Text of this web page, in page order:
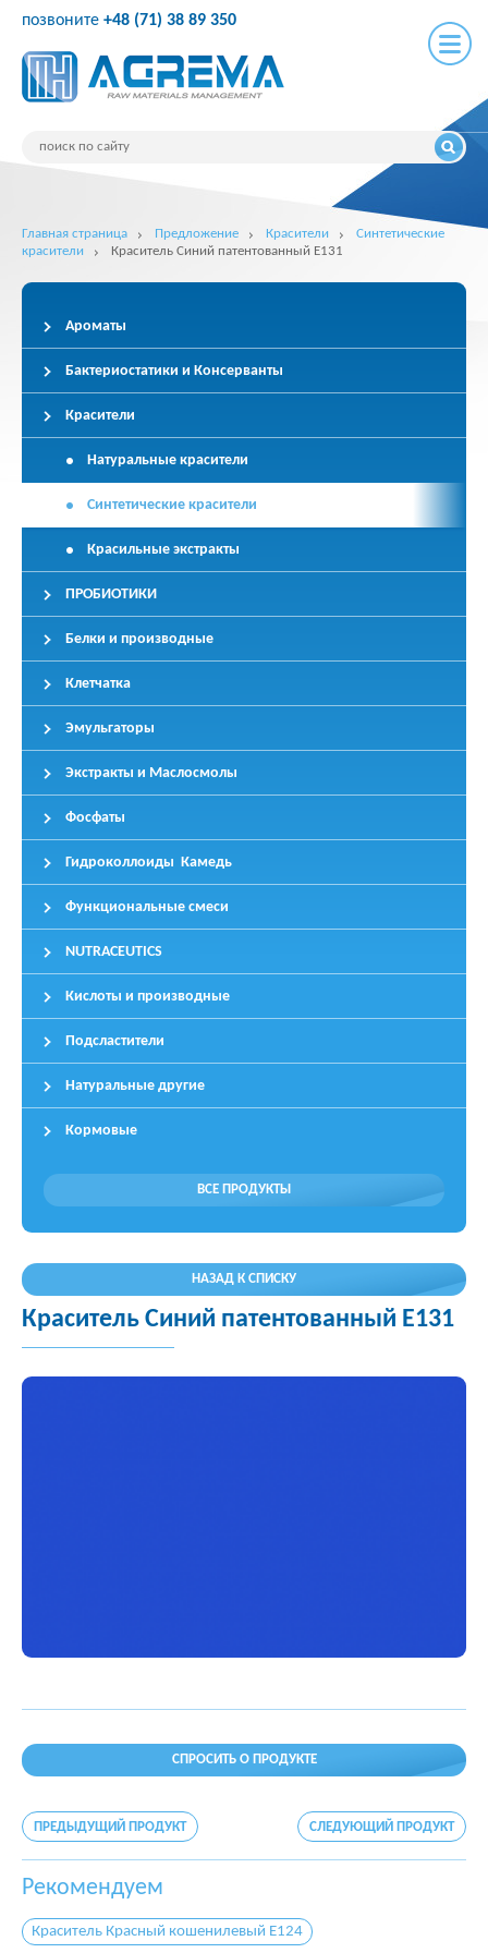
позвоните +48 (71) 38 89 350
Главная страница Предложение Красители
Синтетические
красители
Краситель Синий патентованный E131
Ароматы
Бактериостатики и Консерванты
Красители
Натуральные красители
Синтетические красители
Красильные экстракты
ПРОБИОТИКИ
Белки и производные
Клетчатка
Эмульгаторы
Экстракты и Маслосмолы
Фосфаты
Гидроколлоиды Камедь
Функциональные смеси
NUTRACEUTICS
Кислоты и производные
Подсластители
Натуральные другие
Кормовые
ВСЕ ПРОДУКТЫ
НАЗАД К СПИСКУ
Краситель Синий патентованный E131
СПРОСИТЬ О ПРОДУКТЕ
ПРЕДЫДУЩИЙ ПРОДУКТ СЛЕДУЮЩИЙ ПРОДУКТ
Рекомендуем
Краситель Красный кошенилевый E124